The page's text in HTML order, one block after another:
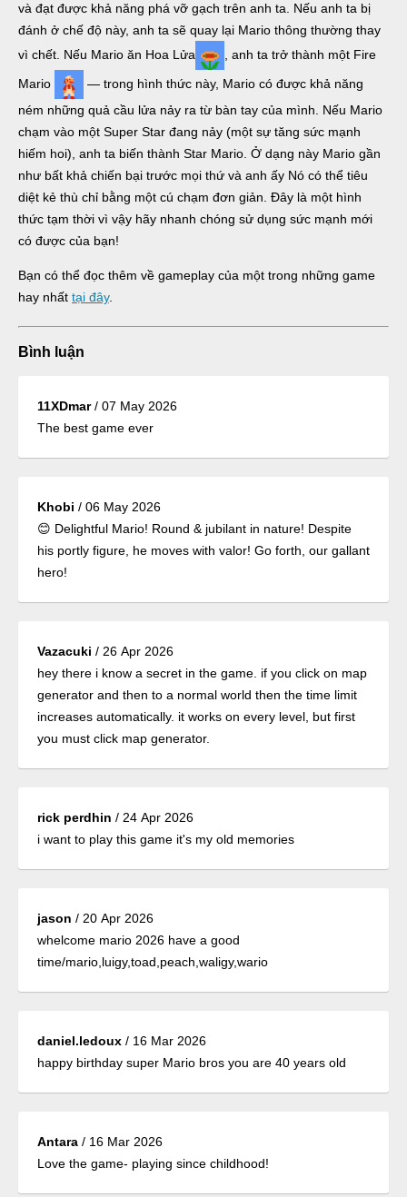
và đạt được khả năng phá vỡ gạch trên anh ta. Nếu anh ta bị
đánh ở chế độ này, anh ta sẽ quay lại Mario thông thường thay
vì chết. Nếu Mario ăn Hoa Lửa
, anh ta trở thành một Fire
Mario
— trong hình thức này, Mario có được khả năng
ném những quả cầu lửa nảy ra từ bàn tay của mình. Nếu Mario
chạm vào một Super Star đang nảy (một sự tăng sức mạnh
hiếm hoi), anh ta biến thành Star Mario. Ở dạng này Mario gần
như bất khả chiến bại trước mọi thứ và anh ấy Nó có thể tiêu
diệt kẻ thù chỉ bằng một cú chạm đơn giản. Đây là một hình
thức tạm thời vì vậy hãy nhanh chóng sử dụng sức mạnh mới
có được của bạn!
Bạn có thể đọc thêm về gameplay của một trong những game
hay nhất tại đây.
Bình luận
11XDmar/ 07 May 2026
The best game ever
Khobi / 06 May 2026
😊 Delightful Mario! Round & jubilant in nature! Despite
his portly figure, he moves with valor! Go forth, our gallant
hero!
Vazacuki / 26 Apr 2026
hey there i know a secret in the game. if you click on map
generator and then to a normal world then the time limit
increases automatically. it works on every level, but first
you must click map generator.
rick perdhin / 24 Apr 2026
i want to play this game it's my old memories
jason / 20 Apr 2026
whelcome mario 2026 have a good
time/mario,luigy,toad,peach,waligy,wario
daniel.ledoux / 16 Mar 2026
happy birthday super Mario bros you are 40 years old
Antara / 16 Mar 2026
Love the game- playing since childhood!